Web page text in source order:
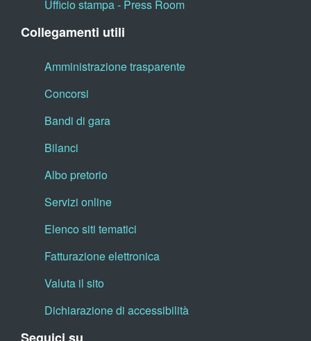
Ufficio stampa - Press Room
Collegamenti utili
Amministrazione trasparente
Concorsi
Bandi di gara
Bilanci
Albo pretorio
Servizi online
Elenco siti tematici
Fatturazione elettronica
Valuta il sito
Dichiarazione di accessibilità